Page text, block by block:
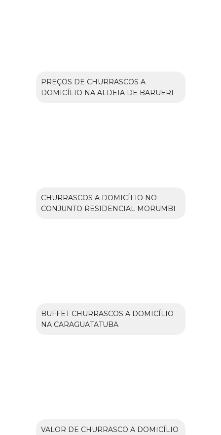
PREÇOS DE CHURRASCOS A
DOMICÍLIO NA ALDEIA DE BARUERI
CHURRASCOS A DOMICÍLIO NO
CONJUNTO RESIDENCIAL MORUMBI
BUFFET CHURRASCOS A DOMICÍLIO
NA CARAGUATATUBA
VALOR DE CHURRASCO A DOMICÍLIO